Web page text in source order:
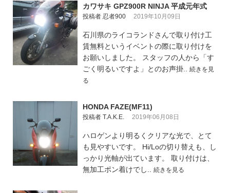
カワサキ GPZ900R NINJA 平成元年式
投稿者 忍者900 2019年10月09日
石川県のライコランドさんで取り付け工
賃無料というイベントの際に取り付けを
お願いしました。 スタッフの人から「す
ごく明るいですよ」とのお声掛.. 続きを見
る
HONDA FAZE(MF11)
投稿者 T.A.K.E. 2019年06月08日
ハロゲンより明るくクリアな光で、とて
も見やすいです。 Hi/Loの切り替えも、し
っかり光軸が出ています。 取り付けは、
無加工ポン着けでし.. 続きを見る